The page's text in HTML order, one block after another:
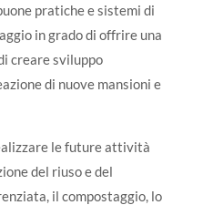
pratiche e sistemi di
in grado di offrire una
creare sviluppo
di nuove mansioni e
le future attività
del riuso e del
il compostaggio, lo